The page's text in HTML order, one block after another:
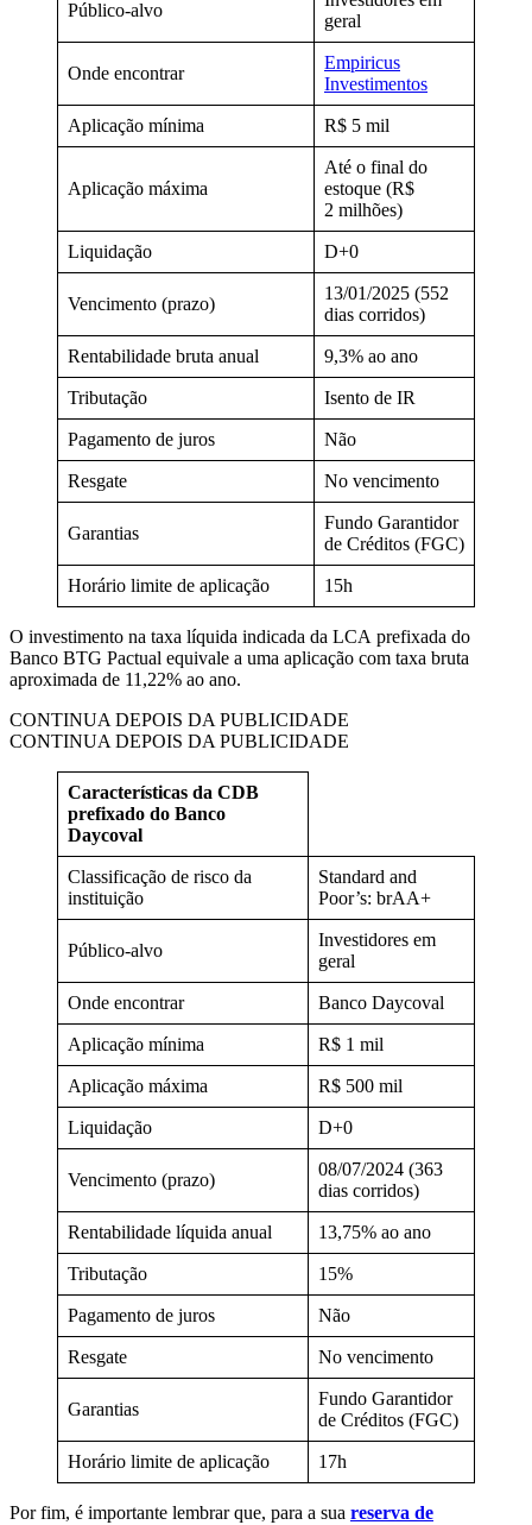
Público-alvo
geral
Onde encontrar
Empiricus
Investimentos
Aplicação mínima R$ 5 mil
Aplicação máxima
Até o final do
estoque (R$
2 milhões)
Liquidação D+0
Vencimento (prazo)
13/01/2025 (552
dias corridos)
Rentabilidade bruta anual 9,3% ao ano
Tributação Isento de IR
Pagamento de juros Não
Resgate No vencimento
Garantias
Fundo Garantidor
de Créditos (FGC)
Horário limite de aplicação 15h
O investimento na taxa líquida indicada da LCA prefixada do
Banco BTG Pactual equivale a uma aplicação com taxa bruta
aproximada de 11,22% ao ano.
CONTINUA DEPOIS DA PUBLICIDADE
CONTINUA DEPOIS DA PUBLICIDADE
Características da CDB
prefixado do Banco
Daycoval
Classificação de risco da
instituição
Standard and
Poor’s: brAA+
Público-alvo
Investidores em
geral
Onde encontrar Banco Daycoval
Aplicação mínima R$ 1 mil
Aplicação máxima R$ 500 mil
Liquidação D+0
Vencimento (prazo)
08/07/2024 (363
dias corridos)
Rentabilidade líquida anual 13,75% ao ano
Tributação 15%
Pagamento de juros Não
Resgate No vencimento
Garantias
Fundo Garantidor
de Créditos (FGC)
Horário limite de aplicação 17h
Por fim, é importante lembrar que, para a sua reserva de